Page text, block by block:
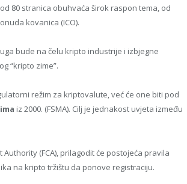
80 stranica obuhvaća širok raspon tema, od
kovanica (ICO).
bude na čelu kripto industrije i izbjegne
“kripto zime”.
režim za kriptovalute, već će one biti pod
iz 2000. (FSMA). Cilj je jednakost uvjeta između
(FCA), prilagodit će postojeća pravila
na kripto tržištu da ponove registraciju.